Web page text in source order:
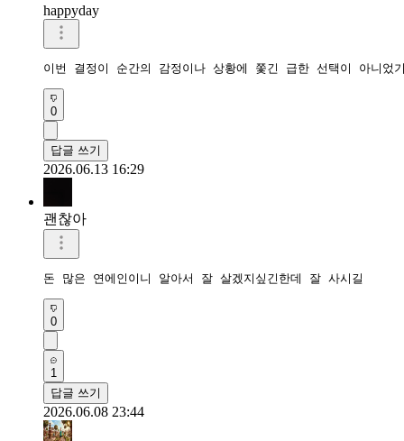
happyday
이번 결정이 순간의 감정이나 상황에 쫓긴 급한 선택이 아니었
0
답글 쓰기
2026.06.13 16:29
괜찮아
돈 많은 연에인이니 알아서 잘 살겠지싶긴한데 잘 사시길
0
1
답글 쓰기
2026.06.08 23:44